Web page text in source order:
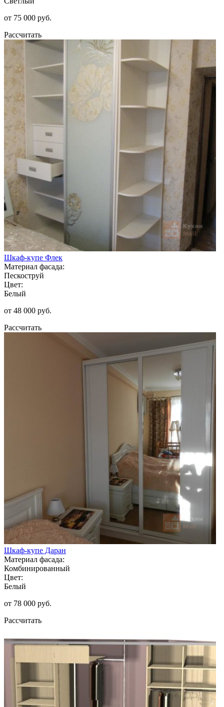
от 75 000 руб.
Рассчитать
Шкаф-купе Флек
Материал фасада:
Пескоструй
Цвет:
Белый
от 48 000 руб.
Рассчитать
Шкаф-купе Даран
Материал фасада:
Комбинированный
Цвет:
Белый
от 78 000 руб.
Рассчитать